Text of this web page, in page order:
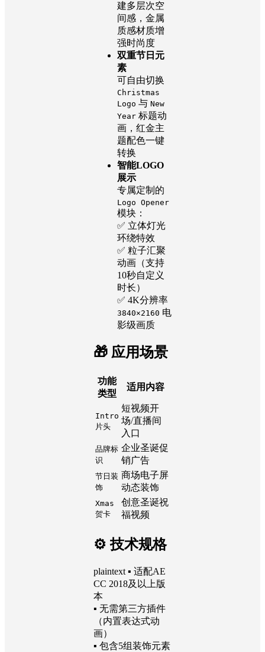
建多层次空
间感，金属
质感材质增
强时尚度
双重节日元
素
可自由切换
Christmas
Logo 与 New
Year 标题动
画，红金主
题配色一键
转换
智能LOGO
展示
专属定制的
Logo Opener
模块：
✅ 立体灯光
环绕特效
✅ 粒子汇聚
动画（支持
10秒自定义
时长）
✅ 4K分辨率
3840×2160 电
影级画质
🎁 应用场景
功能
类型
适用内容
Intro
片头
短视频开
场/直播间
入口
品牌标
识
企业圣诞促
销广告
节日装
饰
商场电子屏
动态装饰
Xmas
贺卡
创意圣诞祝
福视频
⚙️ 技术规格
plaintext ▪ 适配AE
CC 2018及以上版
本
▪ 无需第三方插件
（内置表达式动
画）
▪ 包含5组装饰元素